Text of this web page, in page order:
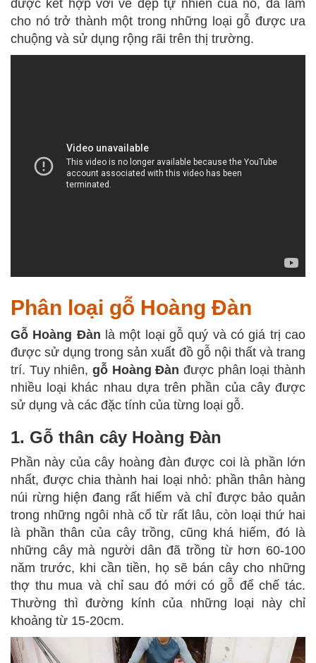
được kết hợp với vẻ đẹp tự nhiên của nó, đã làm
cho nó trở thành một trong những loại gỗ được ưa
chuộng và sử dụng rộng rãi trên thị trường.
Phân loại gỗ Hoàng Đàn
Gỗ Hoàng Đàn là một loại gỗ quý và có giá trị cao
được sử dụng trong sản xuất đồ gỗ nội thất và trang
trí. Tuy nhiên, gỗ Hoàng Đàn được phân loại thành
nhiều loại khác nhau dựa trên phần của cây được
sử dụng và các đặc tính của từng loại gỗ.
1. Gỗ thân cây Hoàng Đàn
Phần này của cây hoàng đàn được coi là phần lớn
nhất, được chia thành hai loại nhỏ: phần thân hàng
núi rừng hiện đang rất hiếm và chỉ được bảo quản
trong những ngôi nhà cổ từ rất lâu, còn loại thứ hai
là phần thân của cây trồng, cũng khá hiếm, đó là
những cây mà người dân đã trồng từ hơn 60-100
năm trước, khi cần tiền, họ sẽ bán cây cho những
thợ thu mua và chỉ sau đó mới có gỗ để chế tác.
Thường thì đường kính của những loại này chỉ
khoảng từ 15-20cm.